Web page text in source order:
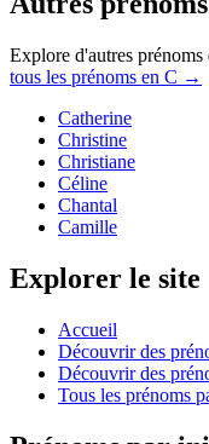
Explore d'autres
tous les prénoms en C →
Catherine
Christine
Christiane
Céline
Chantal
Camille
Explorer le site
Accueil
Découvrir des
Découvrir des
Tous les prénoms